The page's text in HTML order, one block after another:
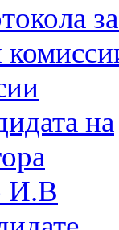
на
И.В